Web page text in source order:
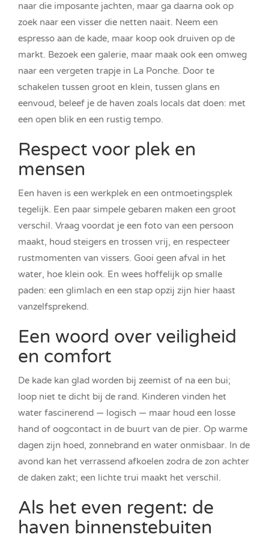
naar die imposante jachten, maar ga daarna ook op
zoek naar een visser die netten naait. Neem een
espresso aan de kade, maar koop ook druiven op de
markt. Bezoek een galerie, maar maak ook een omweg
naar een vergeten trapje in La Ponche. Door te
schakelen tussen groot en klein, tussen glans en
eenvoud, beleef je de haven zoals locals dat doen: met
een open blik en een rustig tempo.
Respect voor plek en
mensen
Een haven is een werkplek en een ontmoetingsplek
tegelijk. Een paar simpele gebaren maken een groot
verschil. Vraag voordat je een foto van een persoon
maakt, houd steigers en trossen vrij, en respecteer
rustmomenten van vissers. Gooi geen afval in het
water, hoe klein ook. En wees hoffelijk op smalle
paden: een glimlach en een stap opzij zijn hier haast
vanzelfsprekend.
Een woord over veiligheid
en comfort
De kade kan glad worden bij zeemist of na een bui;
loop niet te dicht bij de rand. Kinderen vinden het
water fascinerend — logisch — maar houd een losse
hand of oogcontact in de buurt van de pier. Op warme
dagen zijn hoed, zonnebrand en water onmisbaar. In de
avond kan het verrassend afkoelen zodra de zon achter
de daken zakt; een lichte trui maakt het verschil.
Als het even regent: de
haven binnenstebuiten